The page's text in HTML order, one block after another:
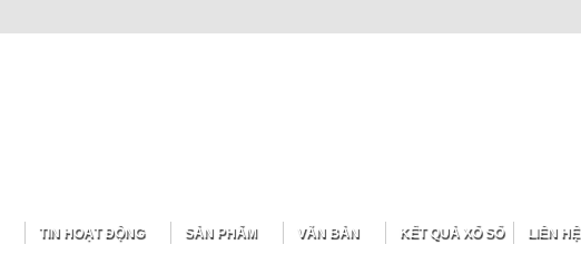
TIN HOẠT ĐỘNG SẢN PHẨM VĂN BẢN KẾT QUẢ XỔ SỐ LIÊN HỆ